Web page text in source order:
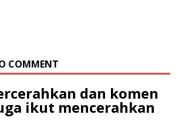
COMMENT
dan komen
ikut mencerahkan